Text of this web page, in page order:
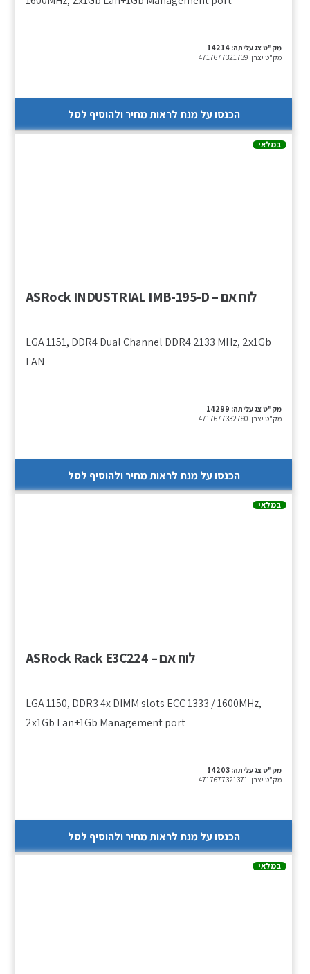
מק"ט צג עליתה: 14214
מק"ט יצרן: 4717677321739
הכנסו על מנת לראות מחיר ולהוסיף לסל
במלאי
לוח אם – ASRock INDUSTRIAL IMB-195-D
LGA 1151, DDR4 Dual Channel DDR4 2133 MHz, 2x1Gb
LAN
מק"ט צג עליתה: 14299
מק"ט יצרן: 4717677332780
הכנסו על מנת לראות מחיר ולהוסיף לסל
במלאי
לוח אם – ASRock Rack E3C224
LGA 1150, DDR3 4x DIMM slots ECC 1333 / 1600MHz,
2x1Gb Lan+1Gb Management port
מק"ט צג עליתה: 14203
מק"ט יצרן: 4717677321371
הכנסו על מנת לראות מחיר ולהוסיף לסל
במלאי